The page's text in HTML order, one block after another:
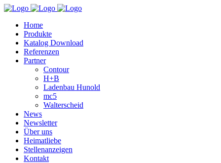
Home
Produkte
Katalog Download
Referenzen
Partner
Contour
H+B
Ladenbau Hunold
mc5
Walterscheid
News
Newsletter
Über uns
Heimatliebe
Stellenanzeigen
Kontakt